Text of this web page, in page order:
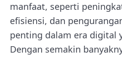
manfaat, seperti
efisiensi, dan
penting dalam era digital
Dengan semakin